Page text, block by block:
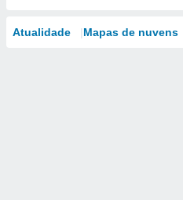
Atualidade Mapas de nuvens